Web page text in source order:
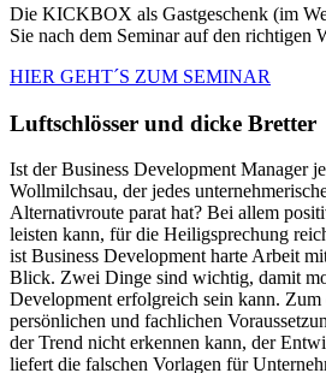
Die KICKBOX als Gastgeschenk (im
Sie nach dem Seminar auf den richtigen
HIER GEHT´S ZUM SEMINAR
Luftschlösser und dicke Bretter
Ist der Business Development Manager
Wollmilchsau, der jedes
Alternativroute parat hat? Bei allem
leisten kann, für die Heiligsprechung
ist Business Development harte Arbeit
Blick. Zwei Dinge sind wichtig, damit
Development erfolgreich sein kann.
persönlichen und fachlichen
der Trend nicht erkennen kann, der
liefert die falschen Vorlagen für